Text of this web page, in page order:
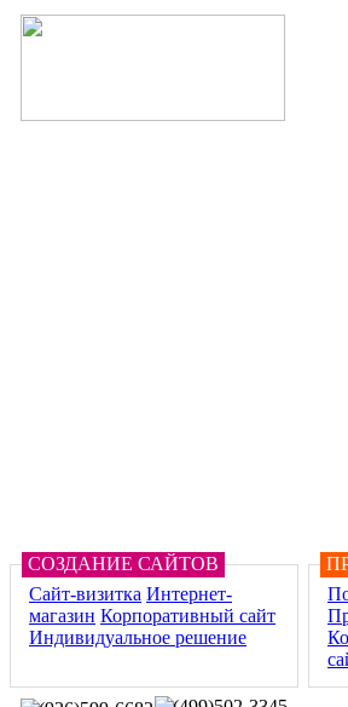
Сайт-визитка Интернет-
магазин Корпоративный сайт
Индивидуальное решение
СОЗДАНИЕ САЙТОВ